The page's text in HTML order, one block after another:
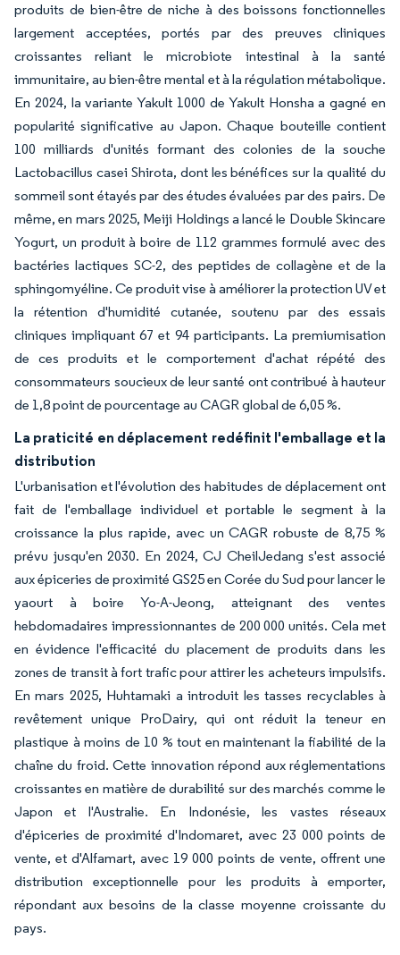
produits de bien-être de niche à des boissons fonctionnelles
largement acceptées, portés par des preuves cliniques
croissantes reliant le microbiote intestinal à la santé
immunitaire, au bien-être mental et à la régulation métabolique.
En 2024, la variante Yakult 1000 de Yakult Honsha a gagné en
popularité significative au Japon. Chaque bouteille contient
100 milliards d'unités formant des colonies de la souche
Lactobacillus casei Shirota, dont les bénéfices sur la qualité du
sommeil sont étayés par des études évaluées par des pairs. De
même, en mars 2025, Meiji Holdings a lancé le Double Skincare
Yogurt, un produit à boire de 112 grammes formulé avec des
bactéries lactiques SC-2, des peptides de collagène et de la
sphingomyéline. Ce produit vise à améliorer la protection UV et
la rétention d'humidité cutanée, soutenu par des essais
cliniques impliquant 67 et 94 participants. La premiumisation
de ces produits et le comportement d'achat répété des
consommateurs soucieux de leur santé ont contribué à hauteur
de 1,8 point de pourcentage au CAGR global de 6,05 %.
La praticité en déplacement redéfinit l'emballage et la
distribution
L'urbanisation et l'évolution des habitudes de déplacement ont
fait de l'emballage individuel et portable le segment à la
croissance la plus rapide, avec un CAGR robuste de 8,75 %
prévu jusqu'en 2030. En 2024, CJ CheilJedang s'est associé
aux épiceries de proximité GS25 en Corée du Sud pour lancer le
yaourt à boire Yo-A-Jeong, atteignant des ventes
hebdomadaires impressionnantes de 200 000 unités. Cela met
en évidence l'efficacité du placement de produits dans les
zones de transit à fort trafic pour attirer les acheteurs impulsifs.
En mars 2025, Huhtamaki a introduit les tasses recyclables à
revêtement unique ProDairy, qui ont réduit la teneur en
plastique à moins de 10 % tout en maintenant la fiabilité de la
chaîne du froid. Cette innovation répond aux réglementations
croissantes en matière de durabilité sur des marchés comme le
Japon et l'Australie. En Indonésie, les vastes réseaux
d'épiceries de proximité d'Indomaret, avec 23 000 points de
vente, et d'Alfamart, avec 19 000 points de vente, offrent une
distribution exceptionnelle pour les produits à emporter,
répondant aux besoins de la classe moyenne croissante du
pays.